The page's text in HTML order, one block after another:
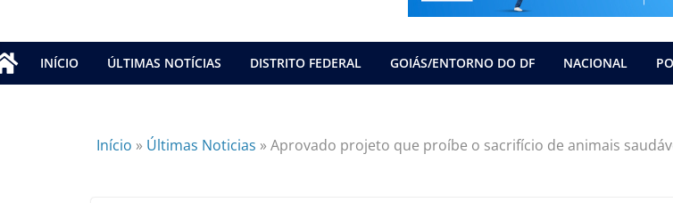
INÍCIO ÚLTIMAS NOTÍCIAS DISTRITO FEDERAL GOIÁS/ENTORNO DO DF NACIONAL
Início » Últimas Noticias »Aprovado projeto que proíbe o sacrifício de animais